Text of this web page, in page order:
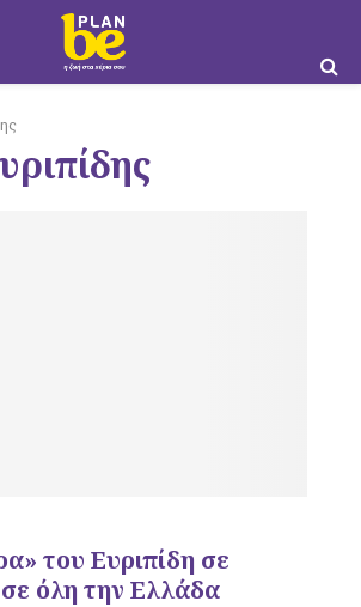
του Ευριπίδη σε
σε όλη την Ελλάδα